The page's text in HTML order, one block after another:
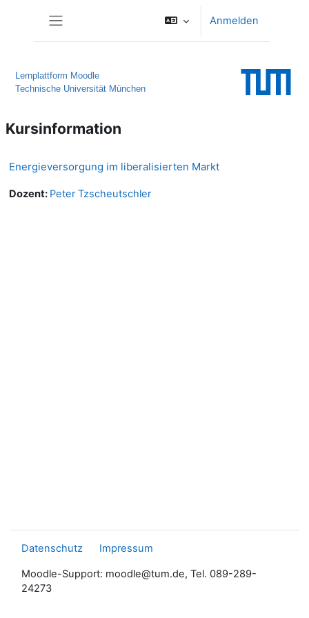
Anmelden
Lernplattform Moodle
Technische Universität München
Kursinformation
Energieversorgung im liberalisierten Markt
Dozent: Peter Tzscheutschler
Datenschutz Impressum
Moodle-Support: moodle@tum.de, Tel. 089-289-
24273